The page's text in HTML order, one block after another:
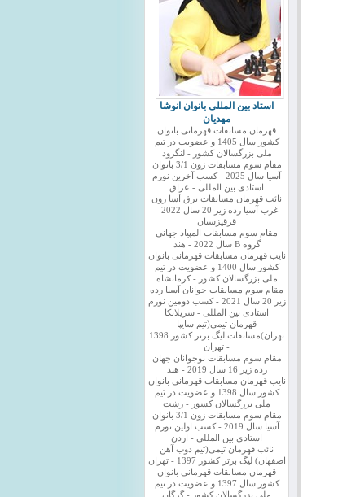
استاد بین المللی بانوان انوشا
مهدیان
قهرمان مسابقات قهرمانی بانوان
کشور سال 1405 و عضویت در تیم
ملی بزرگسالان کشور - لنگرود
مقام سوم مسابقات زون 3/1 بانوان
آسیا سال 2025 - کسب آخرین نورم
استادی بین المللی - عراق
نائب قهرمان مسابقات برق آسا زون
غرب آسیا رده زیر 20 سال 2022 -
قرقیزستان
مقام سوم مسابقات المپیاد جهانی
گروه B سال 2022 - هند
نایب قهرمان مسابقات قهرمانی بانوان
کشور سال 1400 و عضویت در تیم
ملی بزرگسالان کشور - کرمانشاه
مقام سوم مسابقات جوانان آسیا رده
زیر 20 سال 2021 - کسب دومین نورم
استادی بین المللی - سریلانکا
قهرمان تیمی(تیم سایپا
تهران)مسابقات لیگ برتر کشور 1398
- تهران
مقام سوم مسابقات نوجوانان جهان
رده زیر 16 سال 2019 - هند
نایب قهرمان مسابقات قهرمانی بانوان
کشور سال 1398 و عضویت در تیم
ملی بزرگسالان کشور - رشت
مقام سوم مسابقات زون 3/1 بانوان
آسیا سال 2019 - کسب اولین نورم
استادی بین المللی - اردن
نائب قهرمان تیمی(تیم ذوب آهن
اصفهان) لیگ برتر کشور 1397 - تهران
قهرمان مسابقات قهرمانی بانوان
کشور سال 1397 و عضویت در تیم
ملی بزرگسالان کشور - گرگان